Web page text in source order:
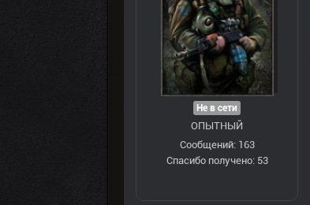
Не в сети
ОПЫТНЫЙ
Сообщений: 163
Спасибо получено: 53